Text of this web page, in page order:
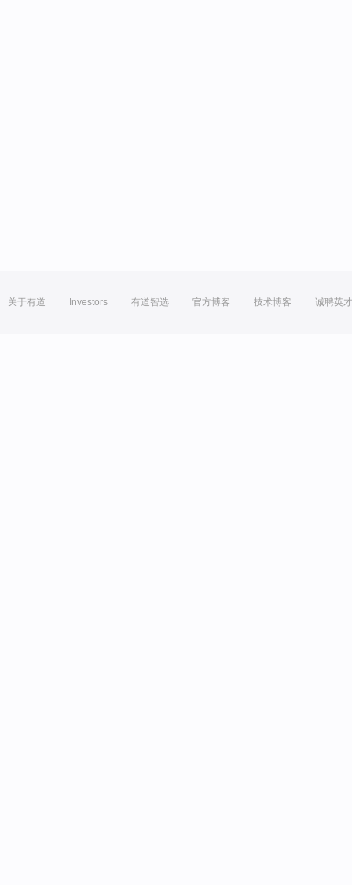
关于有道 Investors 有道智选 官方博客 技术博客 诚聘英才